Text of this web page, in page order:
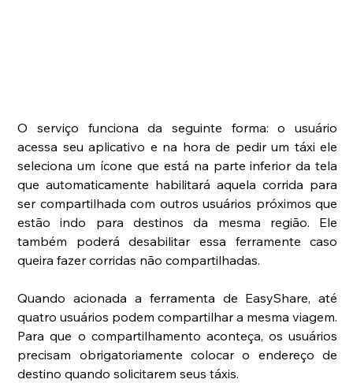
O serviço funciona da seguinte forma: o usuário
acessa seu aplicativo e na hora de pedir um táxi ele
seleciona um ícone que está na parte inferior da tela
que automaticamente habilitará aquela corrida para
ser compartilhada com outros usuários próximos que
estão indo para destinos da mesma região. Ele
também poderá desabilitar essa ferramente caso
queira fazer corridas não compartilhadas.
Quando acionada a ferramenta de EasyShare, até
quatro usuários podem compartilhar a mesma viagem.
Para que o compartilhamento aconteça, os usuários
precisam obrigatoriamente colocar o endereço de
destino quando solicitarem seus táxis.